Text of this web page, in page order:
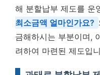
해 분할납부 제도를 운
최소금액 얼마인가요?
금해하시는 부분이며,
려하여 마련된 제도입